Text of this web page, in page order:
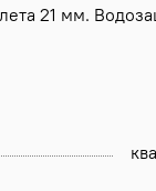
21 мм.